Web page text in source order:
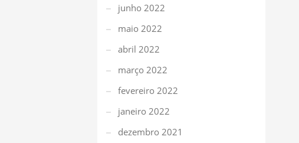
junho 2022
maio 2022
abril 2022
março 2022
fevereiro 2022
janeiro 2022
dezembro 2021